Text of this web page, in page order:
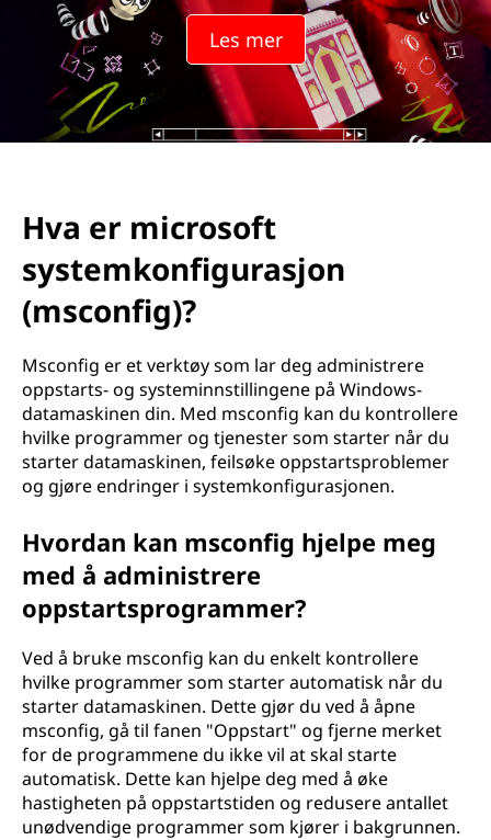
t
m
u
Les mer
Hva er microsoft
systemkonfigurasjon
(msconfig)?
Msconfig er et verktøy som lar deg administrere
oppstarts- og systeminnstillingene på Windows-
datamaskinen din. Med msconfig kan du kontrollere
hvilke programmer og tjenester som starter når du
starter datamaskinen, feilsøke oppstartsproblemer
og gjøre endringer i systemkonfigurasjonen.
Hvordan kan msconfig hjelpe meg
med å administrere
oppstartsprogrammer?
Ved å bruke msconfig kan du enkelt kontrollere
hvilke programmer som starter automatisk når du
starter datamaskinen. Dette gjør du ved å åpne
msconfig, gå til fanen "Oppstart" og fjerne merket
for de programmene du ikke vil at skal starte
automatisk. Dette kan hjelpe deg med å øke
hastigheten på oppstartstiden og redusere antallet
unødvendige programmer som kjører i bakgrunnen.